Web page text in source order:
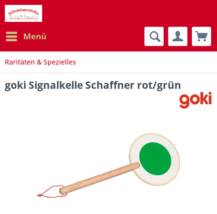
Menü
Raritäten & Spezielles
goki Signalkelle Schaffner rot/grün